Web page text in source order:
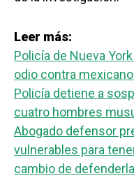
Leer más:
Policía de Nueva
odio contra
Policía detiene a
cuatro hombres
Abogado defensor
vulnerables para
cambio de